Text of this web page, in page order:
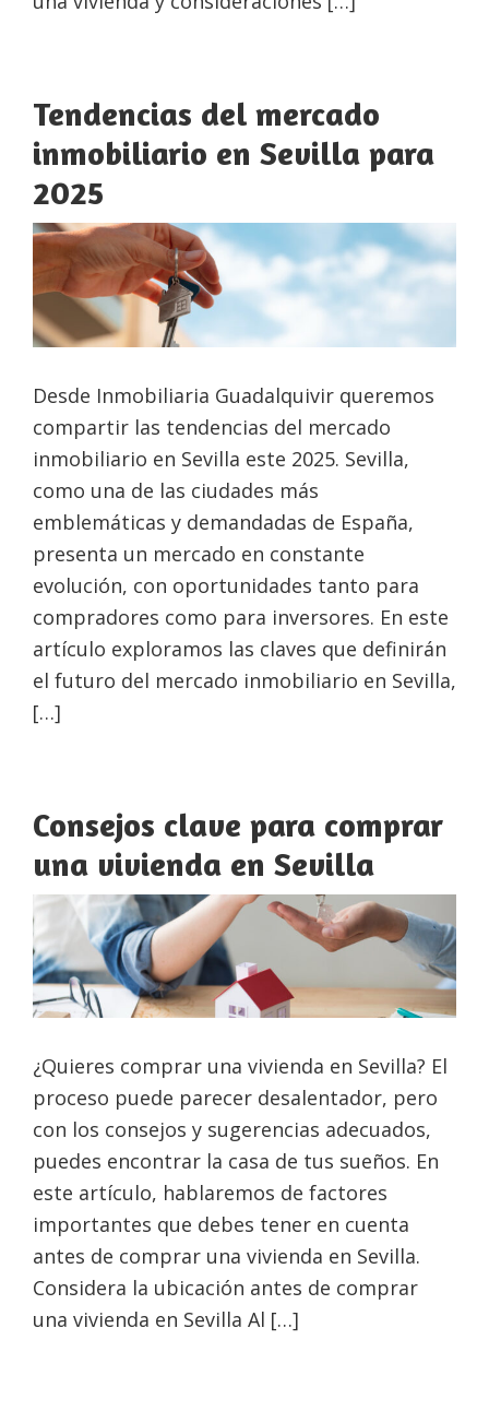
Tendencias del mercado
inmobiliario en Sevilla para
2025
Desde Inmobiliaria Guadalquivir queremos
compartir las tendencias del mercado
inmobiliario en Sevilla este 2025. Sevilla,
como una de las ciudades más
emblemáticas y demandadas de España,
presenta un mercado en constante
evolución, con oportunidades tanto para
compradores como para inversores. En este
artículo exploramos las claves que definirán
el futuro del mercado inmobiliario en Sevilla,
[…]
Consejos clave para comprar
una vivienda en Sevilla
¿Quieres comprar una vivienda en Sevilla? El
proceso puede parecer desalentador, pero
con los consejos y sugerencias adecuados,
puedes encontrar la casa de tus sueños. En
este artículo, hablaremos de factores
importantes que debes tener en cuenta
antes de comprar una vivienda en Sevilla.
Considera la ubicación antes de comprar
una vivienda en Sevilla Al […]